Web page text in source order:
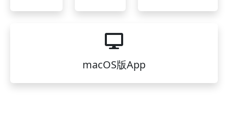
macOS版App